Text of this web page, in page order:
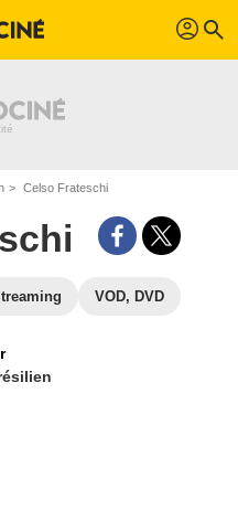
profil search
Celso Frateschi
VOD, DVD